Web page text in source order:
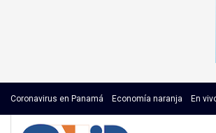
Coronavirus en Panamá Economía naranja En